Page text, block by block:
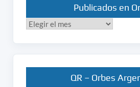
Publicados en
Publicados
QR – Orbes